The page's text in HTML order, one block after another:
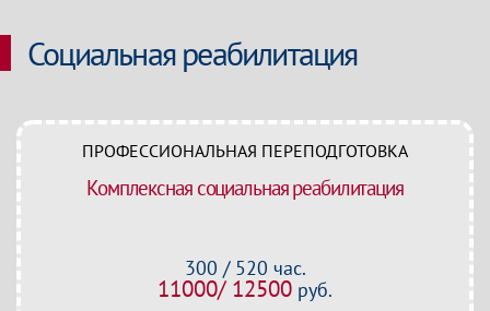
Социальная реабилитация
ПРОФЕССИОНАЛЬНАЯ ПЕРЕПОДГОТОВКА
Комплексная социальная реабилитация
300 / 520 час.
11000/ 12500 руб.